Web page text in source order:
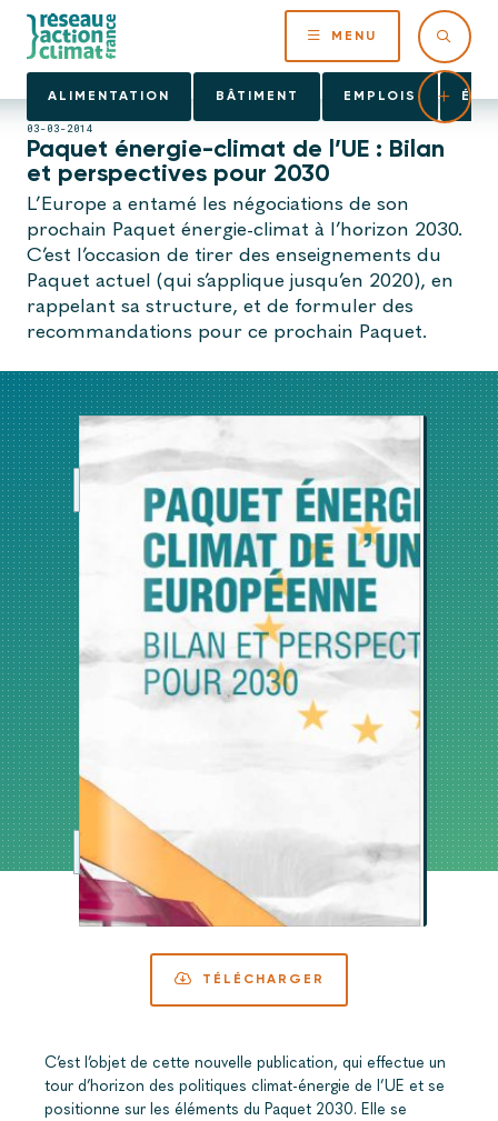
MENU
ALIMENTATION BÂTIMENT EMPLOIS
03-03-2014
Paquet énergie-climat de l’UE : Bilan
et perspectives pour 2030
L’Europe a entamé les négociations de son
prochain Paquet énergie-climat à l’horizon 2030.
C’est l’occasion de tirer des enseignements du
Paquet actuel (qui s’applique jusqu’en 2020), en
rappelant sa structure, et de formuler des
recommandations pour ce prochain Paquet.
TÉLÉCHARGER
C’est l’objet de cette nouvelle publication, qui effectue un
tour d’horizon des politiques climat-énergie de l’UE et se
positionne sur les éléments du Paquet 2030. Elle se